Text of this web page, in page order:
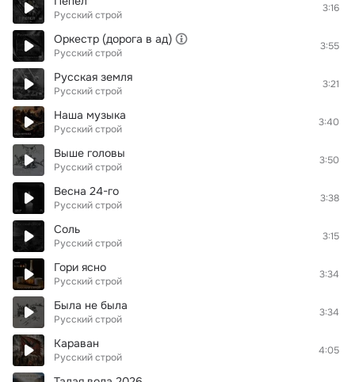
Русский строй
3:16
Оркестр (дорога в ад)
Русский строй
3:55
Русская земля
Русский строй
3:21
Наша музыка
Русский строй
3:40
Выше головы
Русский строй
3:50
Весна 24-го
Русский строй
3:38
Соль
Русский строй
3:15
Гори ясно
Русский строй
3:34
Была не была
Русский строй
3:34
Караван
Русский строй
4:05